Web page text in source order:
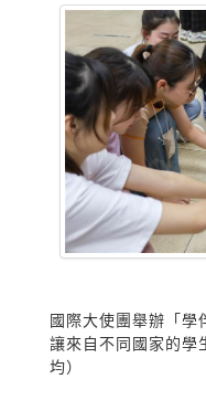
國際大使團舉辦「學
讓來自不同國家的學
均）